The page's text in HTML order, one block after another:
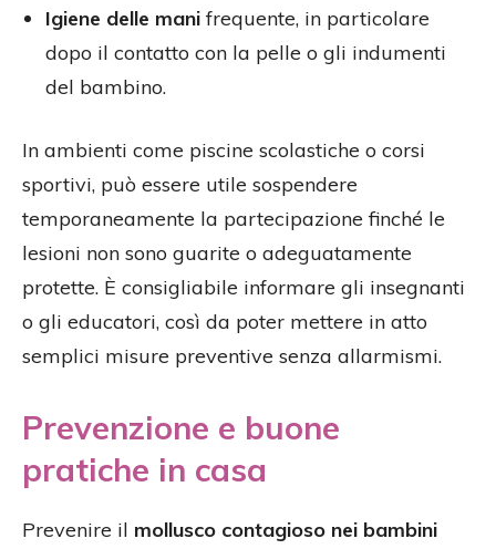
Igiene delle mani frequente, in particolare
dopo il contatto con la pelle o gli indumenti
del bambino.
In ambienti come piscine scolastiche o corsi
sportivi, può essere utile sospendere
temporaneamente la partecipazione finché le
lesioni non sono guarite o adeguatamente
protette. È consigliabile informare gli insegnanti
o gli educatori, così da poter mettere in atto
semplici misure preventive senza allarmismi.
Prevenzione e buone
pratiche in casa
Prevenire il mollusco contagioso nei bambini